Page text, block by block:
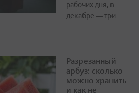
рабочих дня, в
декабре — три
Разрезанный
арбуз: сколько
можно хранить
и как не